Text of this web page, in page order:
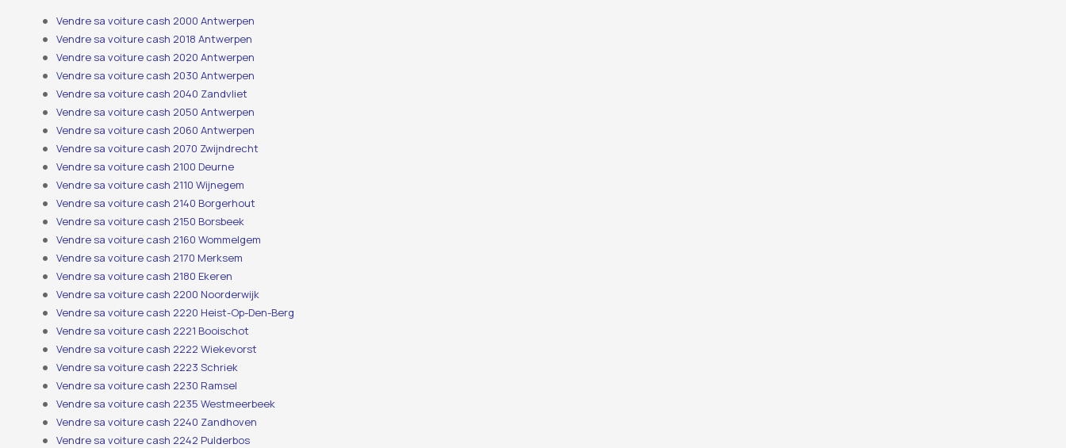
Vendre sa voiture cash 2000 Antwerpen
Vendre sa voiture cash 2018 Antwerpen
Vendre sa voiture cash 2020 Antwerpen
Vendre sa voiture cash 2030 Antwerpen
Vendre sa voiture cash 2040 Zandvliet
Vendre sa voiture cash 2050 Antwerpen
Vendre sa voiture cash 2060 Antwerpen
Vendre sa voiture cash 2070 Zwijndrecht
Vendre sa voiture cash 2100 Deurne
Vendre sa voiture cash 2110 Wijnegem
Vendre sa voiture cash 2140 Borgerhout
Vendre sa voiture cash 2150 Borsbeek
Vendre sa voiture cash 2160 Wommelgem
Vendre sa voiture cash 2170 Merksem
Vendre sa voiture cash 2180 Ekeren
Vendre sa voiture cash 2200 Noorderwijk
Vendre sa voiture cash 2220 Heist-Op-Den-Berg
Vendre sa voiture cash 2221 Booischot
Vendre sa voiture cash 2222 Wiekevorst
Vendre sa voiture cash 2223 Schriek
Vendre sa voiture cash 2230 Ramsel
Vendre sa voiture cash 2235 Westmeerbeek
Vendre sa voiture cash 2240 Zandhoven
Vendre sa voiture cash 2242 Pulderbos